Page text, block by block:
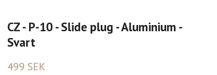
CZ - P-10 - Slide plug - Aluminium -
Svart
499 SEK